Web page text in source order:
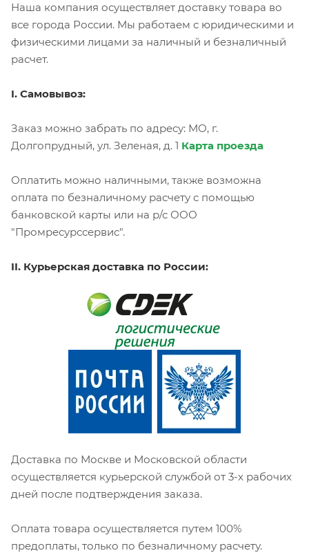
Наша компания осуществляет доставку товара во
все города России. Мы работаем с юридическими и
физическими лицами за наличный и безналичный
расчет.
I. Самовывоз:
Заказ можно забрать по адресу: МО, г.
Долгопрудный, ул. Зеленая, д. 1 Карта проезда
Оплатить можно наличными, также возможна
оплата по безналичному расчету с помощью
банковской карты или на р/с ООО
"Промресурссервис".
II. Курьерская доставка по России:
Доставка по Москве и Московской области
осуществляется курьерской службой от 3-х рабочих
дней после подтверждения заказа.
Оплата товара осуществляется путем 100%
предоплаты, только по безналичному расчету.